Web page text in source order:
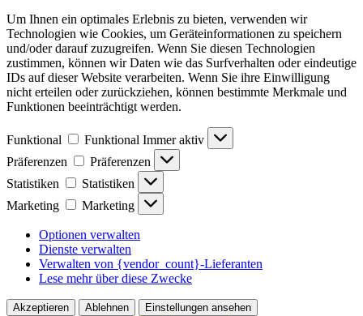
Um Ihnen ein optimales Erlebnis zu bieten, verwenden wir
Technologien wie Cookies, um Geräteinformationen zu speichern
und/oder darauf zuzugreifen. Wenn Sie diesen Technologien
zustimmen, können wir Daten wie das Surfverhalten oder eindeutige
IDs auf dieser Website verarbeiten. Wenn Sie ihre Einwilligung
nicht erteilen oder zurückziehen, können bestimmte Merkmale und
Funktionen beeinträchtigt werden.
Funktional Funktional Immer aktiv
Präferenzen
Präferenzen
Statistiken
Statistiken
Marketing
Marketing
Optionen verwalten
Dienste verwalten
Verwalten von {vendor_count}-Lieferanten
Lese mehr über diese Zwecke
Akzeptieren Ablehnen
Einstellungen ansehen